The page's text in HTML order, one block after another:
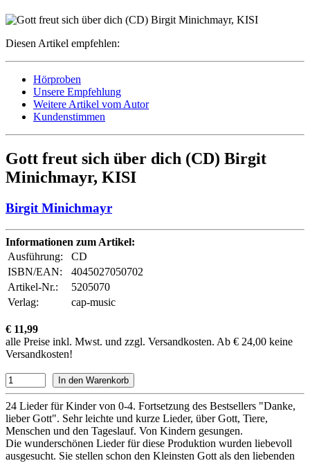
Diesen Artikel empfehlen:
Hörproben
Unsere Empfehlung
Weitere Artikel vom Autor
Kundenstimmen
Gott freut sich über dich (CD) Birgit
Minichmayr, KISI
Birgit Minichmayr
Informationen zum Artikel:
Ausführung:
CD
ISBN/EAN:
4045027050702
Artikel-Nr.:
5205070
Verlag:
cap-music
€ 11,99
alle Preise inkl. Mwst. und zzgl. Versandkosten. Ab € 24,00 keine
Versandkosten!
24 Lieder für Kinder von 0-4. Fortsetzung des Bestsellers "Danke,
lieber Gott". Sehr leichte und kurze Lieder, über Gott, Tiere,
Menschen und den Tageslauf. Von Kindern gesungen.
Die wunderschönen Lieder für diese Produktion wurden liebevoll
ausgesucht. Sie stellen schon den Kleinsten Gott als den liebenden